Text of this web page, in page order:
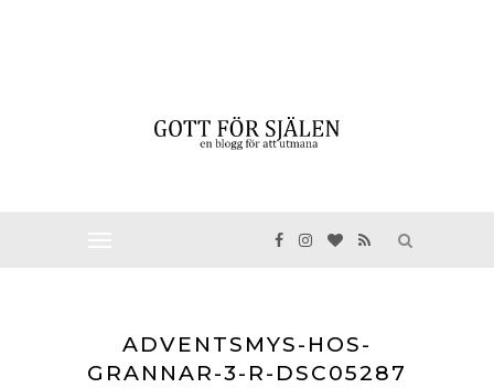
ADVENTSMYS-HOS-
GRANNAR-3-R-DSC05287